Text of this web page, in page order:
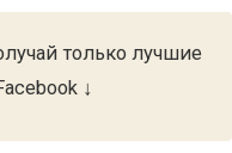
только лучшие
↓